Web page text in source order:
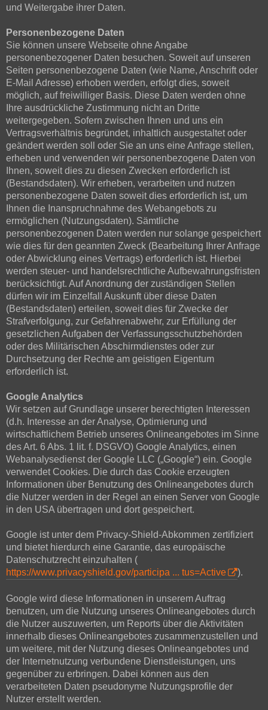
und Weitergabe ihrer Daten.
Personenbezogene Daten
Sie können unsere Webseite ohne Angabe
personenbezogener Daten besuchen. Soweit auf unseren
Seiten personenbezogene Daten (wie Name, Anschrift oder
E-Mail Adresse) erhoben werden, erfolgt dies, soweit
möglich, auf freiwilliger Basis. Diese Daten werden ohne
Ihre ausdrückliche Zustimmung nicht an Dritte
weitergegeben. Sofern zwischen Ihnen und uns ein
Vertragsverhältnis begründet, inhaltlich ausgestaltet oder
geändert werden soll oder Sie an uns eine Anfrage stellen,
erheben und verwenden wir personenbezogene Daten von
Ihnen, soweit dies zu diesen Zwecken erforderlich ist
(Bestandsdaten). Wir erheben, verarbeiten und nutzen
personenbezogene Daten soweit dies erforderlich ist, um
Ihnen die Inanspruchnahme des Webangebots zu
ermöglichen (Nutzungsdaten). Sämtliche
personenbezogenen Daten werden nur solange gespeichert
wie dies für den geannten Zweck (Bearbeitung Ihrer Anfrage
oder Abwicklung eines Vertrags) erforderlich ist. Hierbei
werden steuer- und handelsrechtliche Aufbewahrungsfristen
berücksichtigt. Auf Anordnung der zuständigen Stellen
dürfen wir im Einzelfall Auskunft über diese Daten
(Bestandsdaten) erteilen, soweit dies für Zwecke der
Strafverfolgung, zur Gefahrenabwehr, zur Erfüllung der
gesetzlichen Aufgaben der Verfassungsschutzbehörden
oder des Militärischen Abschirmdienstes oder zur
Durchsetzung der Rechte am geistigen Eigentum
erforderlich ist.
Google Analytics
Wir setzen auf Grundlage unserer berechtigten Interessen
(d.h. Interesse an der Analyse, Optimierung und
wirtschaftlichem Betrieb unseres Onlineangebotes im Sinne
des Art. 6 Abs. 1 lit. f. DSGVO) Google Analytics, einen
Webanalysedienst der Google LLC („Google“) ein. Google
verwendet Cookies. Die durch das Cookie erzeugten
Informationen über Benutzung des Onlineangebotes durch
die Nutzer werden in der Regel an einen Server von Google
in den USA übertragen und dort gespeichert.
Google ist unter dem Privacy-Shield-Abkommen zertifiziert
und bietet hierdurch eine Garantie, das europäische
Datenschutzrecht einzuhalten (
https://www.privacyshield.gov/participa ... tus=Active
).
Google wird diese Informationen in unserem Auftrag
benutzen, um die Nutzung unseres Onlineangebotes durch
die Nutzer auszuwerten, um Reports über die Aktivitäten
innerhalb dieses Onlineangebotes zusammenzustellen und
um weitere, mit der Nutzung dieses Onlineangebotes und
der Internetnutzung verbundene Dienstleistungen, uns
gegenüber zu erbringen. Dabei können aus den
verarbeiteten Daten pseudonyme Nutzungsprofile der
Nutzer erstellt werden.